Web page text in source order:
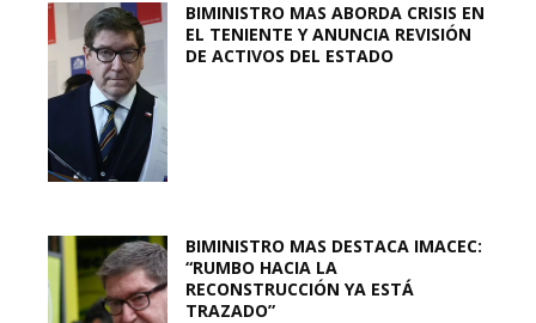
BIMINISTRO MAS ABORDA CRISIS EN
EL TENIENTE Y ANUNCIA REVISIÓN
DE ACTIVOS DEL ESTADO
BIMINISTRO MAS DESTACA IMACEC:
“RUMBO HACIA LA
RECONSTRUCCIÓN YA ESTÁ
TRAZADO”